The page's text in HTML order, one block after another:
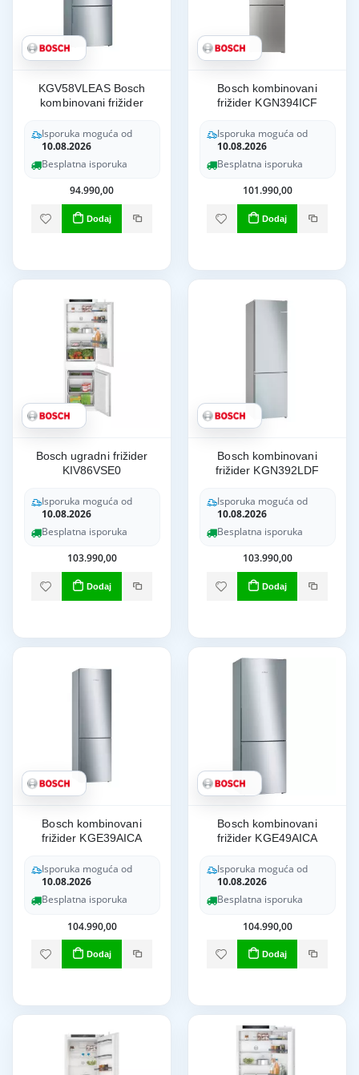
KGV58VLEAS Bosch
kombinovani frižider
Isporuka moguća od
10.08.2026
Besplatna isporuka
94.990,00
Dodaj
Bosch kombinovani
frižider KGN394ICF
Isporuka moguća od
10.08.2026
Besplatna isporuka
101.990,00
Dodaj
Bosch ugradni frižider
KIV86VSE0
Isporuka moguća od
10.08.2026
Besplatna isporuka
103.990,00
Dodaj
Bosch kombinovani
frižider KGN392LDF
Isporuka moguća od
10.08.2026
Besplatna isporuka
103.990,00
Dodaj
Bosch kombinovani
frižider KGE39AICA
Isporuka moguća od
10.08.2026
Besplatna isporuka
104.990,00
Dodaj
Bosch kombinovani
frižider KGE49AICA
Isporuka moguća od
10.08.2026
Besplatna isporuka
104.990,00
Dodaj